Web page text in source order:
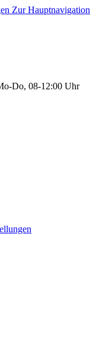
Zur Hauptnavigation
Do, 08-12:00 Uhr